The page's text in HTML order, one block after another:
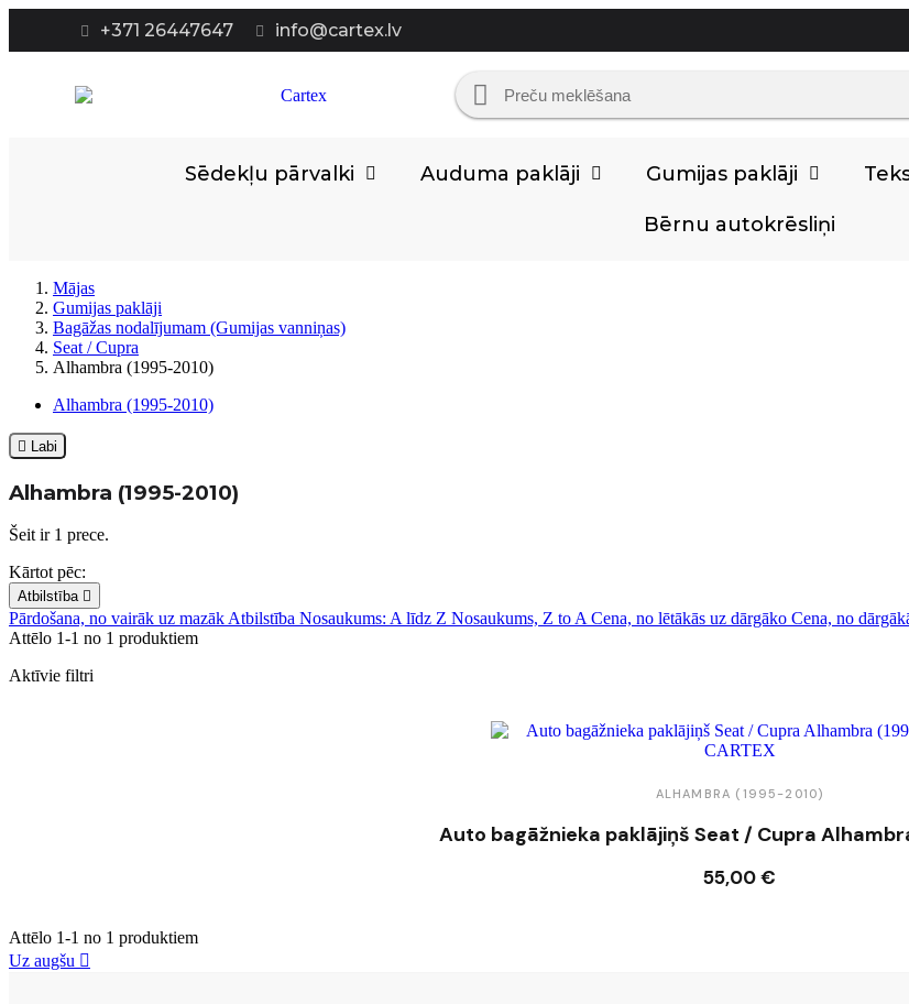
+371 26447647 info@cartex.lv
Sēdekļu pārvalki Auduma paklāji Gumijas paklāji
Bērnu autokrēsliņi
Mājas
Gumijas paklāji
Bagāžas nodalījumam (Gumijas vanniņas)
Seat / Cupra
Alhambra (1995-2010)
Alhambra (1995-2010)
 Labi
Alhambra (1995-2010)
Šeit ir 1 prece.
Kārtot pēc:
Atbilstība 
Pārdošana, no vairāk uz mazākAtbilstība Nosaukums: A līdz Z Nosaukums, Z to ACena, no lētākās uz dārgāko Cena, no
Attēlo 1-1 no 1 produktiem
Aktīvie filtri
ALHAMBRA (1995-2010)
Auto bagāžnieka paklājiņš Seat / Cupra
55,00 €
Ielikt grozā
Attēlo 1-1 no 1 produktiem
Uz augšu 